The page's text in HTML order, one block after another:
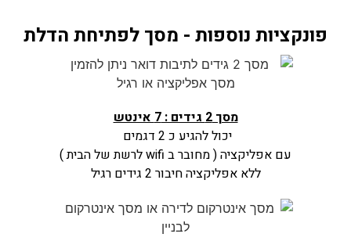
פונקציות נוספות - מסך לפתיחת הדלת
מסך 2 גידים : 7 אינטש
יכול להגיע כ 2 דגמים
עם אפליקציה ( מחובר ב wifi לרשת של הבית )
ללא אפליקציה חיבור 2 גידים רגיל